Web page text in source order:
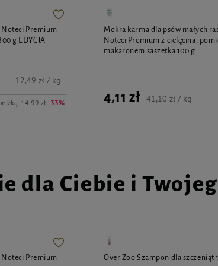
Premium
g EDYCJA
14,99 zł -33%
12,49 zł / kg
Mokra karma dla psów małych
Noteci Premium z cielęcina,
makaronem saszetka 100 g
4,11 zł 41,10 zł / kg
dla Ciebie i
Premium
Over Zoo Szampon dla szczeniąt